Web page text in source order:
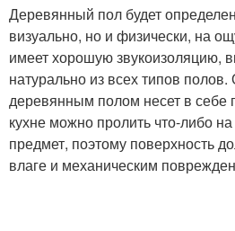
Деревянный пол будет
визуально, но и физически, на
имеет хорошую звукоизоляцию,
натурально из всех типов полов.
деревянным полом несет в себе
кухне можно пролить что-либо
предмет, поэтому поверхность
влаге и механическим